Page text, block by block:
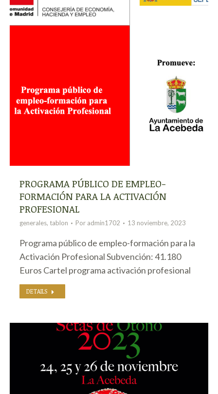
PROGRAMA PÚBLICO DE EMPLEO-
FORMACIÓN PARA LA ACTIVACIÓN
PROFESIONAL
generales, tablon Por admin1702 13 noviembre, 2023
Programa público de empleo-formación para la
Activación Profesional Subvención: 41.180
Euros Cartel programa activación profesional
DETAILS